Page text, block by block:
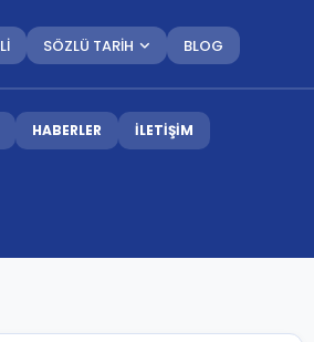
SÖZLÜ TARİH BLOG
HABERLER İLETİŞİM